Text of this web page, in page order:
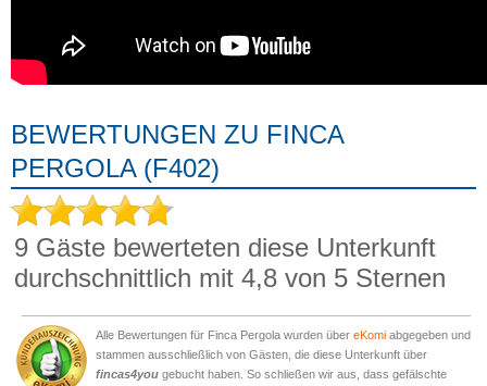
BEWERTUNGEN ZU FINCA
PERGOLA (F402)
9 Gäste bewerteten diese Unterkunft
durchschnittlich mit 4,8 von 5 Sternen
Alle Bewertungen für Finca Pergola wurden über eKomi abgegeben und
stammen ausschließlich von Gästen, die diese Unterkunft über
fincas4you gebucht haben. So schließen wir aus, dass gefälschte